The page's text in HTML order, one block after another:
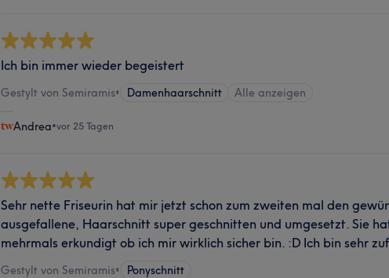
Ich bin immer wieder begeistert
Gestylt von Semiramis• Damenhaarschnitt Alle anzeigen
Andrea•vor 25 Tagen
Sehr nette Friseurin hat mir jetzt schon zum zweiten mal den
ausgefallene, Haarschnitt super geschnitten und umgesetzt. Sie
mehrmals erkundigt ob ich mir wirklich sicher bin. :D Ich bin sehr
Gestylt von Semiramis• Ponyschnitt